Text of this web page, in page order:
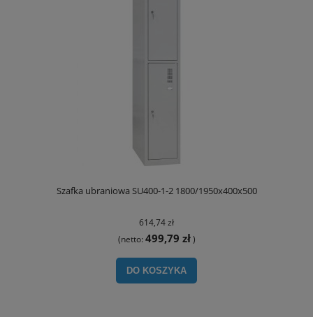
Szafka ubraniowa SU400-1-2 1800/1950x400x500
614,74 zł
(netto: 499,79 zł)
DO KOSZYKA